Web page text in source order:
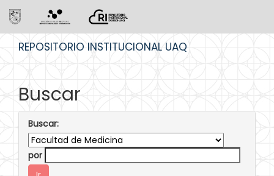
REPOSITORIO INSTITUCIONAL UAQ
Buscar
Buscar:
por